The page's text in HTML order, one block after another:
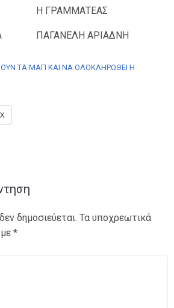
Η ΓΡΑΜΜΑΤΕΑΣ
ΠΑΓΑΝΕΛΗ ΑΡΙΑΔΝΗ
ΤΑ ΜΑΠ ΚΑΙ ΝΑ ΟΛΟΚΛΗΡΩΘΕΙ Η
X
δημοσιεύεται. Τα υποχρεωτικά
*